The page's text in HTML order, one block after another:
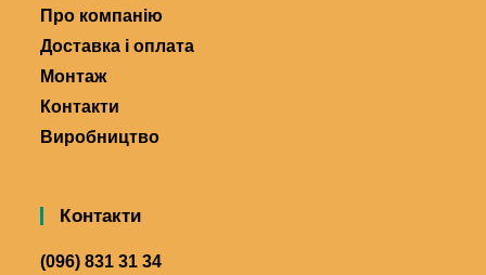
Про компанію
Доставка і оплата
Монтаж
Контакти
Виробництво
Контакти
(096) 831 31 34